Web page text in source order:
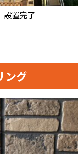
設置完了
ング